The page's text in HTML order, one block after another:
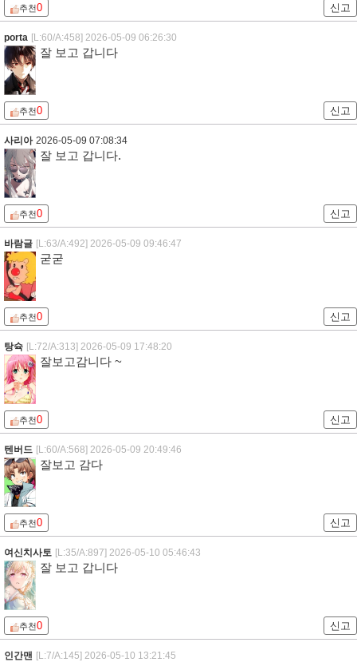
추천0 신고
porta [L:60/A:458] 2026-05-09 06:26:30
잘 보고 갑니다
추천0 신고
사리아 2026-05-09 07:08:34
잘 보고 갑니다.
추천0 신고
바람글 [L:63/A:492] 2026-05-09 09:46:47
굳굳
추천0 신고
탕슉 [L:72/A:313] 2026-05-09 17:48:20
잘보고감니다 ~
추천0 신고
텐버드 [L:60/A:568] 2026-05-09 20:49:46
잘보고 감다
추천0 신고
여신치사토 [L:35/A:897] 2026-05-10 05:46:43
잘 보고 갑니다
추천0 신고
인간맨 [L:7/A:145] 2026-05-10 13:21:45